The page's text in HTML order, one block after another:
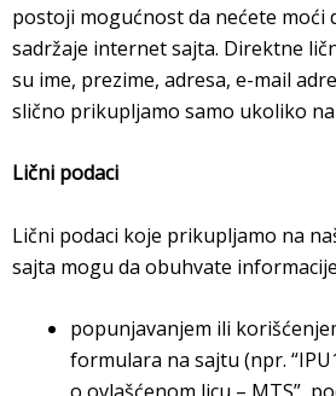
postoji mogućnost da nećete moći
sadržaje internet sajta. Direktne
su ime, prezime, adresa, e-mail
slično prikupljamo samo ukoliko
Lični podaci
Lični podaci koje prikupljamo na
sajta mogu da obuhvate
popunjavanjem ili
formulara na sajtu (npr.